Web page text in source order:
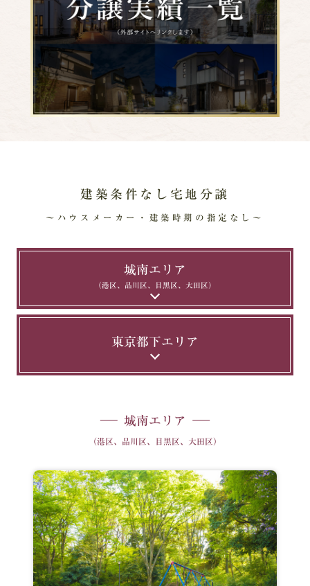
建築条件なし宅地分譲
～ハウスメーカー・建築時期の指定なし～
城南エリア
（港区、品川区、目黒区、大田区）
東京都下エリア
城南エリア
（港区、品川区、目黒区、大田区）